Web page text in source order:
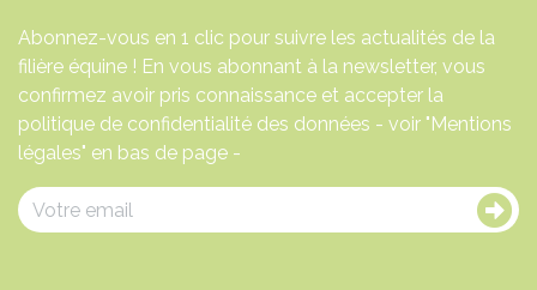
Abonnez-vous en 1 clic pour suivre les actualités de la
filière équine ! En vous abonnant à la newsletter, vous
confirmez avoir pris connaissance et accepter la
politique de confidentialité des données - voir "Mentions
légales" en bas de page -